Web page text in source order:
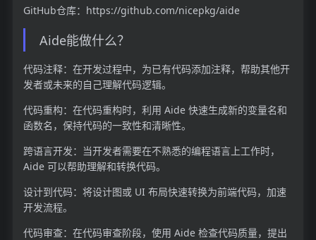
GitHub仓库：https://github.com/nicepkg/aide
Aide能做什么？
代码注释：在开发过程中，为已有代码添加注释，帮助其他开
发者或未来的自己理解代码逻辑。
代码重构：在代码重构时，利用 Aide 快速生成新的变量名和
函数名，保持代码的一致性和清晰性。
跨语言开发：当开发者需要在不熟悉的编程语言上工作时，
Aide 可以帮助理解和转换代码。
设计到代码：将设计图或 UI 布局快速转换为前端代码，加速
开发流程。
代码审查：在代码审查阶段，使用 Aide 检查代码质量，提出